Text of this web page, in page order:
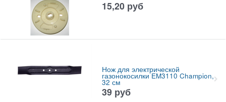
15,20 руб
Нож для электрической
газонокосилки EM3110 Champion,
32 см
39 руб